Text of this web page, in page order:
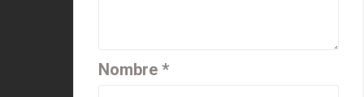
Nombre *